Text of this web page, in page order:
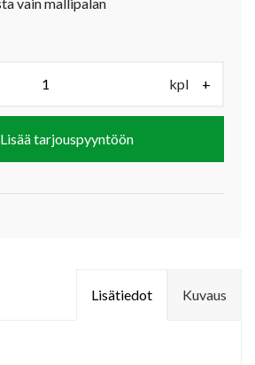
vain mallipalan
kpl +
Lisää tarjouspyyntöön
Kuvaus
Lisätiedot